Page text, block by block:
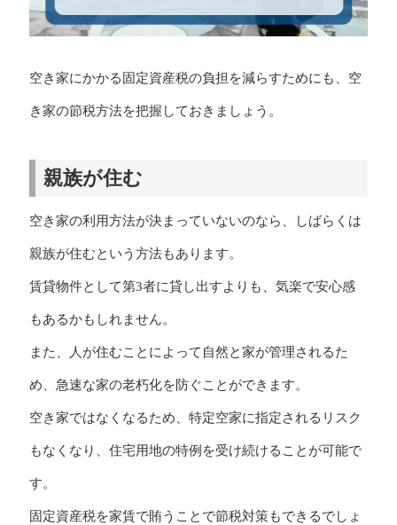
空き家にかかる固定資産税の負担を減らすためにも、空
き家の節税方法を把握しておきましょう。
親族が住む
空き家の利用方法が決まっていないのなら、しばらくは
親族が住むという方法もあります。
賃貸物件として第3者に貸し出すよりも、気楽で安心感
もあるかもしれません。
また、人が住むことによって自然と家が管理されるた
め、急速な家の老朽化を防ぐことができます。
空き家ではなくなるため、特定空家に指定されるリスク
もなくなり、住宅用地の特例を受け続けることが可能で
す。
固定資産税を家賃で賄うことで節税対策もできるでしょ